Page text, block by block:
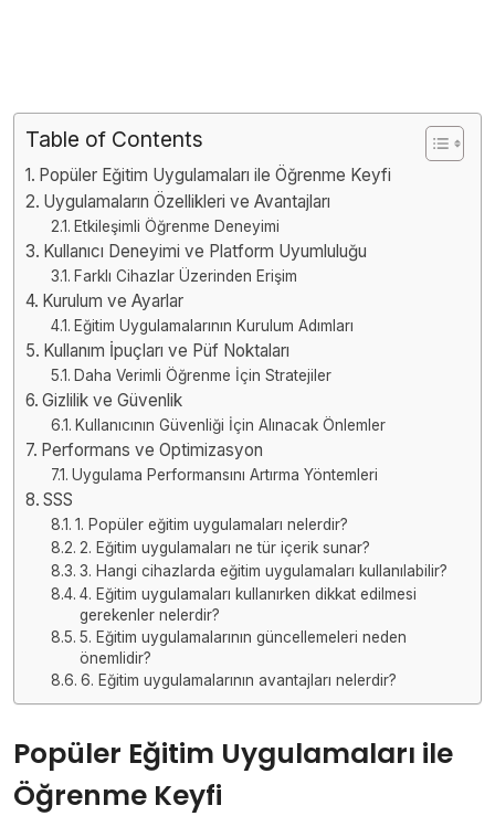
Table of Contents
Popüler Eğitim Uygulamaları ile Öğrenme Keyfi
Uygulamaların Özellikleri ve Avantajları
Etkileşimli Öğrenme Deneyimi
Kullanıcı Deneyimi ve Platform Uyumluluğu
Farklı Cihazlar Üzerinden Erişim
Kurulum ve Ayarlar
Eğitim Uygulamalarının Kurulum Adımları
Kullanım İpuçları ve Püf Noktaları
Daha Verimli Öğrenme İçin Stratejiler
Gizlilik ve Güvenlik
Kullanıcının Güvenliği İçin Alınacak Önlemler
Performans ve Optimizasyon
Uygulama Performansını Artırma Yöntemleri
SSS
1. Popüler eğitim uygulamaları nelerdir?
2. Eğitim uygulamaları ne tür içerik sunar?
3. Hangi cihazlarda eğitim uygulamaları kullanılabilir?
4. Eğitim uygulamaları kullanırken dikkat edilmesi
gerekenler nelerdir?
5. Eğitim uygulamalarının güncellemeleri neden
önemlidir?
6. Eğitim uygulamalarının avantajları nelerdir?
Popüler Eğitim Uygulamaları ile
Öğrenme Keyfi